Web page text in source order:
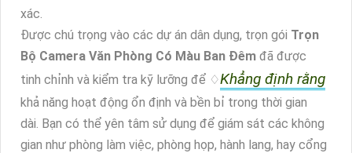
xác.
Được chú trọng vào các dự án dân dụng, trọn gói Trọn
Bộ Camera Văn Phòng Có Màu Ban Đêm đã được
tinh chỉnh và kiểm tra kỹ lưỡng để ♢Khẳng định rằng
khả năng hoạt động ổn định và bền bỉ trong thời gian
dài. Bạn có thể yên tâm sử dụng để giám sát các không
gian như phòng làm việc, phòng họp, hành lang, hay cổng